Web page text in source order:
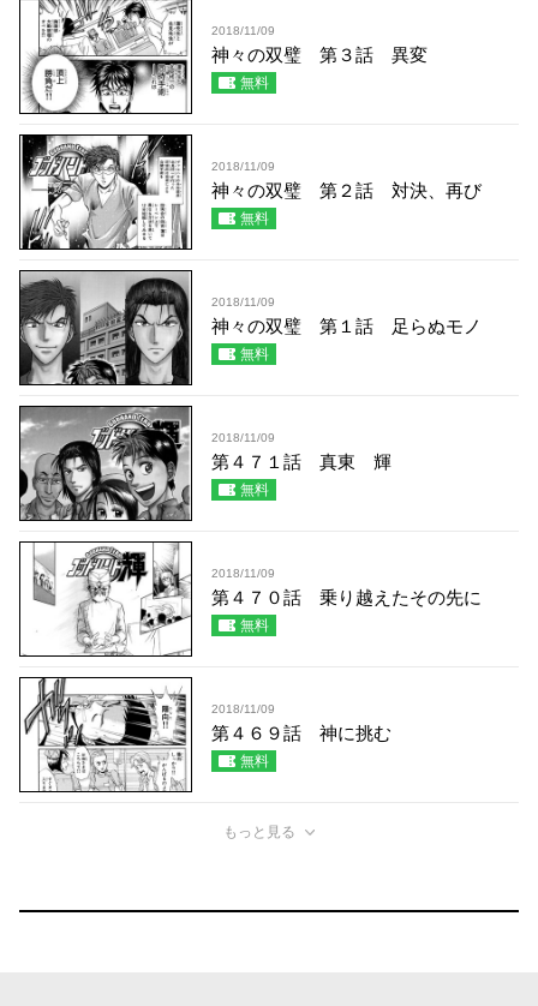
2018/11/09
神々の双璧 第３話 異変
無料
2018/11/09
神々の双璧 第２話 対決、再び
無料
2018/11/09
神々の双璧 第１話 足らぬモノ
無料
2018/11/09
第４７１話 真東 輝
無料
2018/11/09
第４７０話 乗り越えたその先に
無料
2018/11/09
第４６９話 神に挑む
無料
もっと見る